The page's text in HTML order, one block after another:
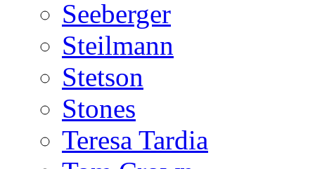
Seeberger
Steilmann
Stetson
Stones
Teresa Tardia